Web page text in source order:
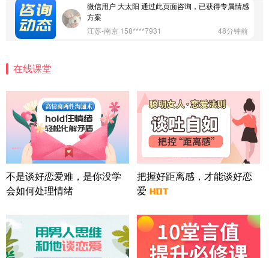
微信用户 大太阳 通过此页面咨询，已获得专属情感
方案
江苏-南京 158****7931
48分钟前
情感方案
北京-朝阳 151****3189
22分钟前
微信用户 巧?媚儿 通过此页面咨询，已获得专属情感
方案
上海-浦东 177****9074
56分钟前
微信用户 Liberty 通过此页面咨询，已获得专属情感
方案
广东-广州 188****5632
湖北-武汉 135****7410
41分钟前
微信用户 困困魚? 通过此页面咨询，已获得专属情感
在线课堂
不是谈好恋爱难，是你没学
会如何处理情绪
把握好距离感，才能谈好恋
爱